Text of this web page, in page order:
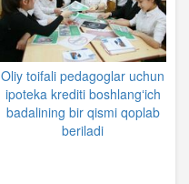
Oliy toifali pedagoglar uchun
ipoteka krediti boshlangʻich
badalining bir qismi qoplab
beriladi